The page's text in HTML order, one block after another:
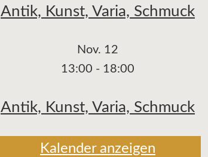
Antik, Kunst, Varia, Schmuck
Nov. 12
13:00 - 18:00
Antik, Kunst, Varia, Schmuck
Kalender anzeigen